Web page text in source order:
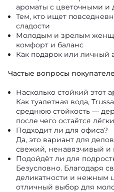
ароматы с цветочными и
Тем, кто ищет
сладости
Молодым и зрелым
комфорт и баланс
Как подарок или личный
Частые вопросы
Насколько стойкий этот
Как туалетная вода,
среднюю стойкость —
после чего остаётся
Подходит ли для офиса?
Да, это вариант для
свежий, ненавязчивый и
Подойдёт ли для
Безусловно. Благодаря
деликатности и нежным
отличный выбор для